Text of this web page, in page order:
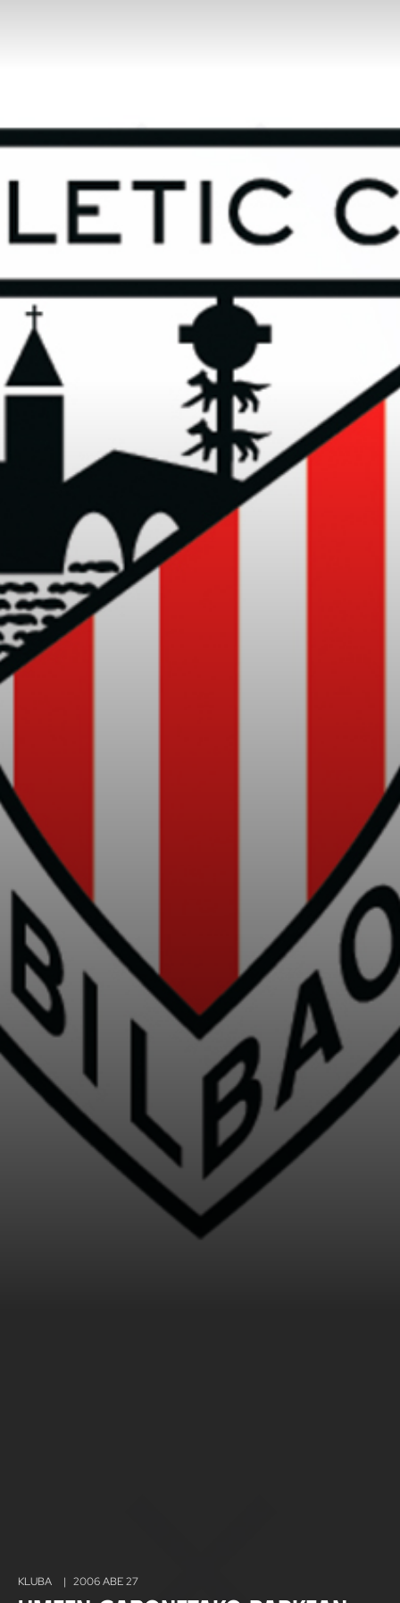
KLUBA | 2006 ABE 27